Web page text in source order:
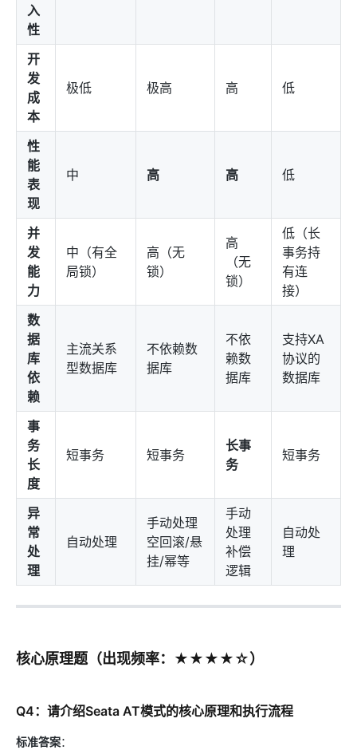
入
性
开
发
成
本
极低 极高 高 低
性
能
表
现
中 高 高 低
并
发
能
力
中（有全
局锁）
高（无
锁）
高
（无
锁）
低（长
事务持
有连
接）
数
据
库
依
赖
主流关系
型数据库
不依赖数
据库
不依
赖数
据库
支持XA
协议的
数据库
事
务
长
度
短事务 短事务
长事
务
短事务
异
常
处
理
自动处理
手动处理
空回滚/悬
挂/幂等
手动
处理
补偿
逻辑
自动处
理
核心原理题（出现频率：★★★★☆）
Q4：请介绍Seata AT模式的核心原理和执行流程
标准答案：